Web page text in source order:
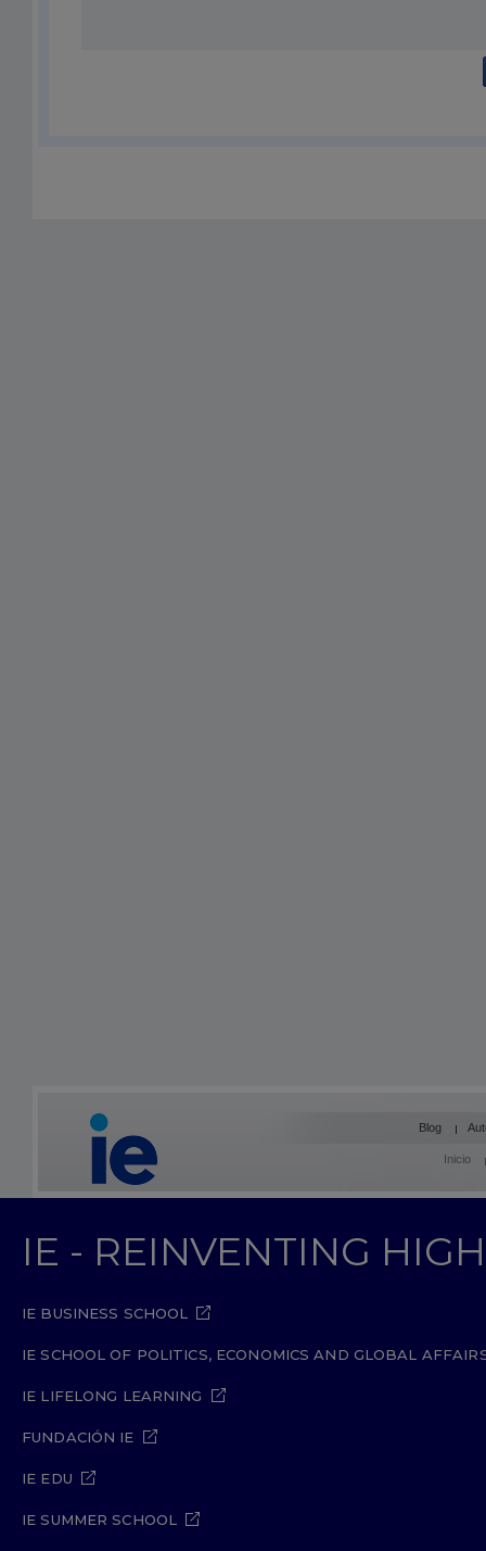
Blog
Inicio
IE - REINVENTING
IE BUSINESS SCHOOL
IE SCHOOL OF POLITICS, ECONOMICS AND GLOBAL
IE LIFELONG LEARNING
FUNDACIÓN IE
IE EDU
IE SUMMER SCHOOL